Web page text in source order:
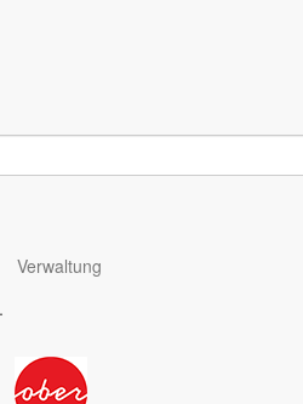
Verwaltung
.